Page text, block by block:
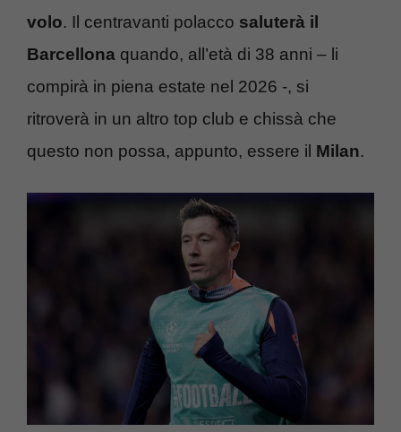
volo. Il centravanti polacco saluterà il
Barcellona quando, all’età di 38 anni – li
compirà in piena estate nel 2026 -, si
ritroverà in un altro top club e chissà che
questo non possa, appunto, essere il Milan.